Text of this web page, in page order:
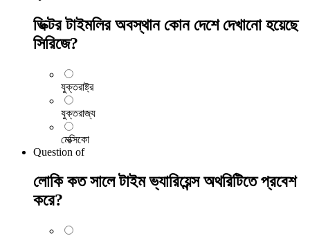
ভিক্টর টাইমলির অবস্থান কোন দেশে দেখানো হয়েছে
সিরিজে?
যুক্তরাষ্ট্র
যুক্তরাজ্য
মেক্সিকো
Question of
লোকি কত সালে টাইম ভ্যারিয়েন্স অথরিটিতে প্রবেশ
করে?